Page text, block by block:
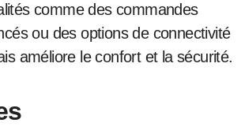
comme des commandes
ou des options de connectivité
améliore le confort et la sécurité.